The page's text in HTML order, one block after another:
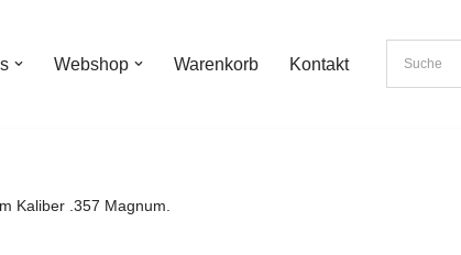
Webshop Warenkorb Kontakt
Kaliber .357 Magnum.